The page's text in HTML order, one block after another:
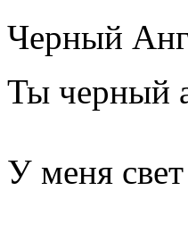
Черный
Ты черный
У меня